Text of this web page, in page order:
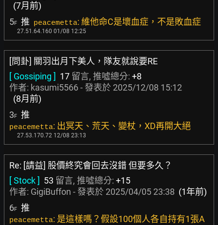
(7月前)
5F 推 peacemetta: 維他命C是壞血症，不是敗血症
27.51.64.160 01/08 12:25
[問卦] 關羽出月下美人，隊友就說要RE
[ Gossiping ] 17 留言, 推噓總分: +8
作者: kasumi5566- 發表於 2025/12/08 15:12
(8月前)
3F 推
peacemetta: 出冥天、荒天、變杖，XD再開大絕
27.53.170.72 12/08 23:13
Re: [請益] 股價終究會回去沒錯 但要多久？
[ Stock ] 53 留言, 推噓總分: +15
作者: GigiBuffon - 發表於 2025/04/05 23:38 (1年前)
6F 推
peacemetta: 是這樣嗎？假設100個人各自持有1張A